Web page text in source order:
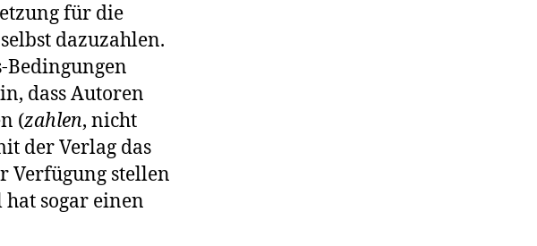
für die
dazuzahlen.
Bedingungen
dass Autoren
(zahlen, nicht
der Verlag das
Verfügung stellen
hat sogar einen